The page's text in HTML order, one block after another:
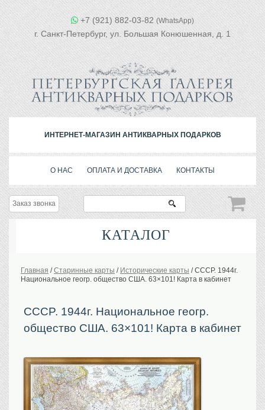
+7 (921) 882-03-82 (WhatsApp)
г. Санкт-Петербург, ул. Большая Конюшенная, д. 1
ИНТЕРНЕТ-МАГАЗИН АНТИКВАРНЫХ ПОДАРКОВ
О НАС ОПЛАТА И ДОСТАВКА КОНТАКТЫ
Заказ звонка
КАТАЛОГ
История Российской империи. Обычаи
Предметы VIP
Портреты царской семьи
Москва
Санкт-Петербург
Российская империя
Главная /Старинные карты / Исторические карты /CCCP. 1944г.
Национальное геогр. общество США. 63×101! Карта в кабинет
CCCP. 1944г. Национальное геогр.
общество США. 63×101! Карта в кабинет